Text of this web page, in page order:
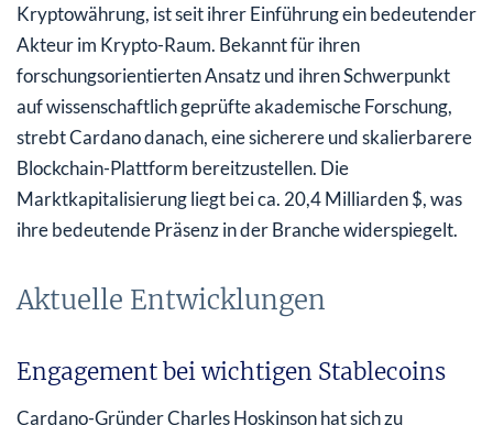
Kryptowährung, ist seit ihrer Einführung ein bedeutender
Akteur im Krypto-Raum. Bekannt für ihren
forschungsorientierten Ansatz und ihren Schwerpunkt
auf wissenschaftlich geprüfte akademische Forschung,
strebt Cardano danach, eine sicherere und skalierbarere
Blockchain-Plattform bereitzustellen. Die
Marktkapitalisierung liegt bei ca. 20,4 Milliarden $, was
ihre bedeutende Präsenz in der Branche widerspiegelt.
Aktuelle Entwicklungen
Engagement bei wichtigen Stablecoins
Cardano-Gründer Charles Hoskinson hat sich zu